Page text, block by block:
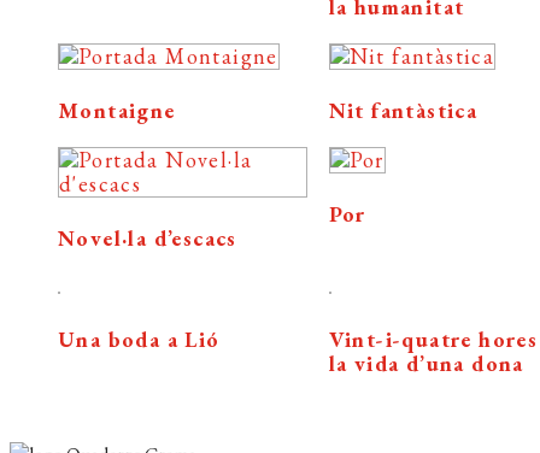
la humanitat
Montaigne Nit fantàstica
Novel·la d’escacs
Por
Una boda a Lió
Vint-i-quatre hores
la vida d’una dona